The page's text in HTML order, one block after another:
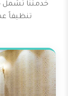
خدمتنا تشمل
تنظيفاً